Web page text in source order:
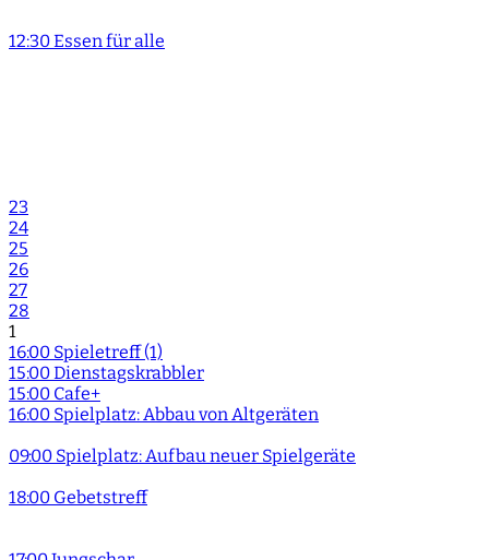
12:30 Essen für alle
23
24
25
26
27
28
1
16:00 Spieletreff (1)
15:00 Dienstagskrabbler
15:00 Cafe+
16:00 Spielplatz: Abbau von Altgeräten
09:00 Spielplatz: Aufbau neuer Spielgeräte
18:00 Gebetstreff